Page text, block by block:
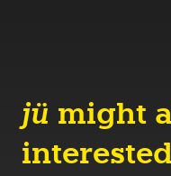
jü might